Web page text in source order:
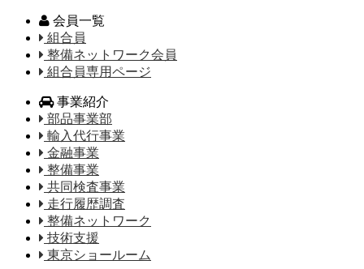
会員一覧
組合員
整備ネットワーク会員
組合員専用ページ
事業紹介
部品事業部
輸入代行事業
金融事業
整備事業
共同検査事業
走行履歴調査
整備ネットワーク
技術支援
東京ショールーム